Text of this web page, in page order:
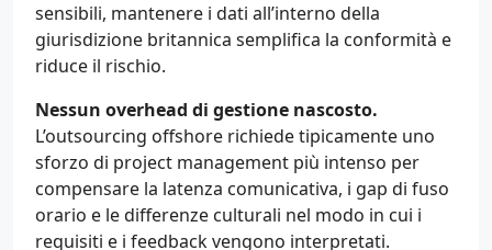
sensibili, mantenere i dati all’interno della
giurisdizione britannica semplifica la conformità e
riduce il rischio.
Nessun overhead di gestione nascosto.
L’outsourcing offshore richiede tipicamente uno
sforzo di project management più intenso per
compensare la latenza comunicativa, i gap di fuso
orario e le differenze culturali nel modo in cui i
requisiti e i feedback vengono interpretati.